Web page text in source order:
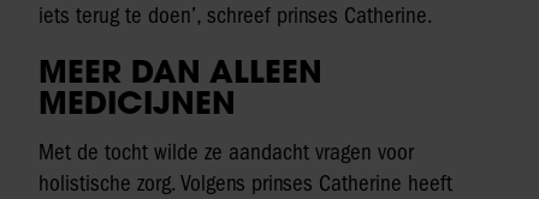
iets terug te doen’, schreef prinses Catherine.
MEER DAN ALLEEN
MEDICIJNEN
Met de tocht wilde ze aandacht vragen voor
holistische zorg. Volgens prinses Catherine heeft